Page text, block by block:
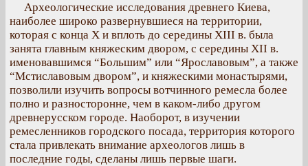
Археологические исследования древнего Киева,
наиболее широко развернувшиеся на территории,
которая с конца Х и вплоть до середины XIII в. была
занята главным княжеским двором, с середины XII в.
именовавшимся “Большим” или “Ярославовым”, а также
“Мстиславовым двором”, и княжескими монастырями,
позволили изучить вопросы вотчинного ремесла более
полно и разносторонне, чем в каком-либо другом
древнерусском городе. Наоборот, в изучении
ремесленников городского посада, территория которого
стала привлекать внимание археологов лишь в
последние годы, сделаны лишь первые шаги.